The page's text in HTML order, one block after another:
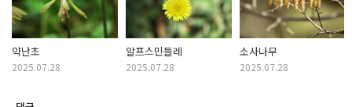
약난초
2025.07.28
알프스민들레
2025.07.28
소사나무
2025.07.28